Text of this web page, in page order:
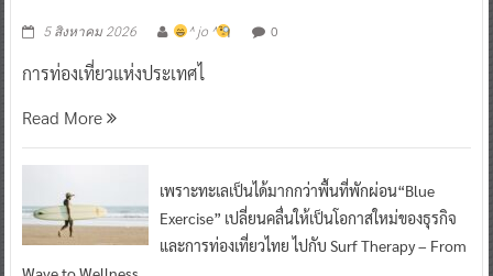
5 สิงหาคม 2026 ^ jo ^ 0
การท่องเที่ยวแห่งประเทศไ
Read More
เพราะทะเลเป็นได้มากกว่าพื้นที่พักผ่อน“Blue
Exercise” เปลี่ยนคลื่นให้เป็นโอกาสใหม่ของธุรกิจ
และการท่องเที่ยวไทย ไปกับ Surf Therapy – From